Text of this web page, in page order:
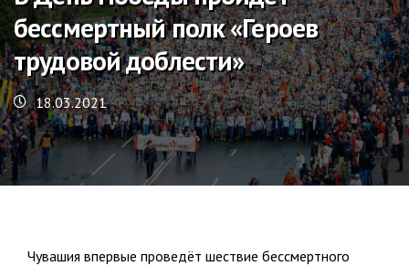
бессмертный полк «Героев
трудовой доблести»
18.03.2021
Чувашия впервые проведёт шествие бессмертного